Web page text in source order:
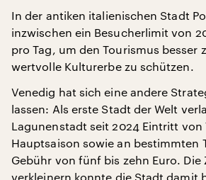
In der antiken italienischen Stadt
inzwischen ein Besucherlimit von
pro Tag, um den Tourismus besser
wertvolle Kulturerbe zu schützen.
Venedig hat sich eine andere
lassen: Als erste Stadt der Welt
Lagunenstadt seit 2024 Eintritt von
Hauptsaison sowie an bestimmten
Gebühr von fünf bis zehn Euro. Die
verkleinern konnte die Stadt damit